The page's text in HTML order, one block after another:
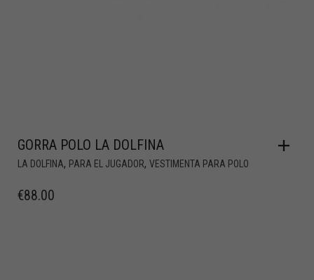
GORRA POLO LA DOLFINA
LA DOLFINA, PARA EL JUGADOR, VESTIMENTA PARA POLO
€88.00